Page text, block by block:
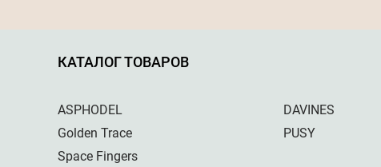
КАТАЛОГ ТОВАРОВ
ASPHODEL
Golden Trace
Space Fingers
DAVINES
PUSY